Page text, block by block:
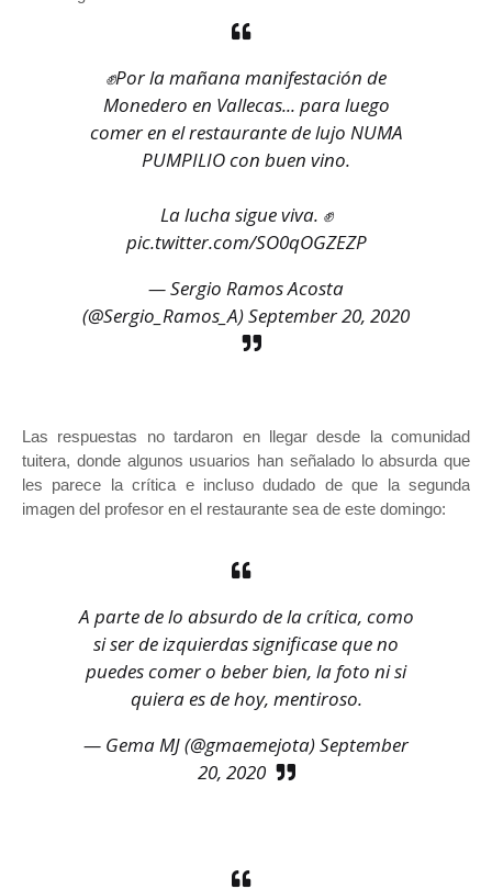
✊Por la mañana manifestación de
Monedero en Vallecas... para luego
comer en el restaurante de lujo NUMA
PUMPILIO con buen vino.
La lucha sigue viva. ✊
pic.twitter.com/SO0qOGZEZP
— Sergio Ramos Acosta
(@Sergio_Ramos_A)September 20, 2020
Las respuestas no tardaron en llegar desde la comunidad
tuitera, donde algunos usuarios han señalado lo absurda que
les parece la crítica e incluso dudado de que la segunda
imagen del profesor en el restaurante sea de este domingo:
A parte de lo absurdo de la crítica, como
si ser de izquierdas significase que no
puedes comer o beber bien, la foto ni si
quiera es de hoy, mentiroso.
— Gema MJ (@gmaemejota)September
20, 2020